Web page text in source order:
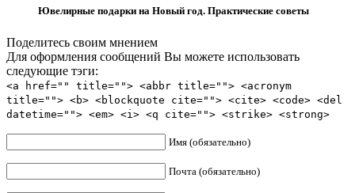
Ювелирные подарки на Новый год. Практические советы
Поделитесь своим мнением
Для оформления сообщений Вы можете использовать
следующие тэги:
<a href="" title=""> <abbr title=""> <acronym
title=""> <b> <blockquote cite=""> <cite> <code> <del
datetime=""> <em> <i> <q cite=""> <strike> <strong>
Имя (обязательно)
Почта (обязательно)